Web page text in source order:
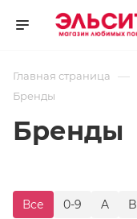
Главная страница —
Бренды
Бренды
Все 0-9 A B